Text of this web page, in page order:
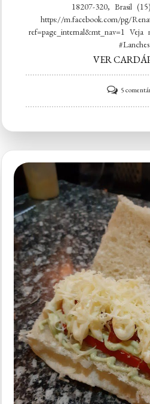
18207-320, Brasil
https://m.facebook.com/pg/
ref=page_internal&mt_nav=1
#Lanches
VER
5